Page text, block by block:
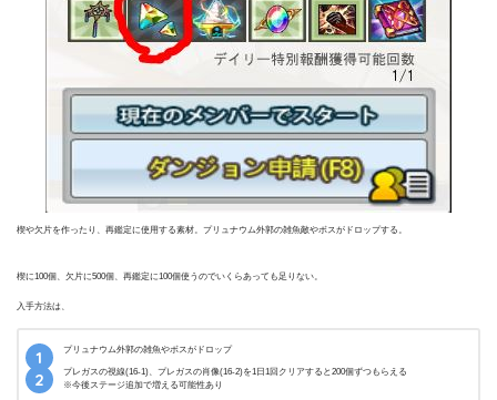
楔や欠片を作ったり、再鑑定に使用する素材。プリュナウム外郭の雑魚敵やボスがドロップする。
楔に100個、欠片に500個、再鑑定に100個使うのでいくらあっても足りない。
入手方法は、
プリュナウム外郭の雑魚やボスがドロップ
プレガスの視線(16-1)、プレガスの肖像(16-2)を1日1回クリアすると200個ずつもらえる
※今後ステージ追加で増える可能性あり